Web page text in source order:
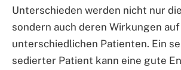
Unterschieden werden nicht nur
sondern auch deren Wirkungen auf
unterschiedlichen Patienten. Ein
sedierter Patient kann eine gute